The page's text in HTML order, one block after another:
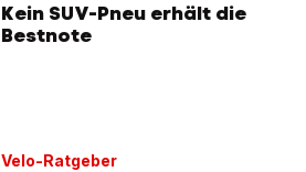
Kein SUV-Pneu erhält die
Bestnote
Velo-Ratgeber